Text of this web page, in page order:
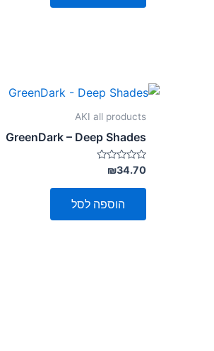
AKI all products
GreenDark – Deep Shades
דורג
0
מתוך
₪34.70
הוספה לסל